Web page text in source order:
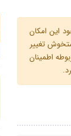
این امکان
تغییر
اطمینان